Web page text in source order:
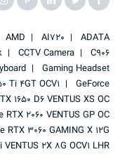
ADATA
AI720
AMD
C906
CCTV Camera
Gaming Headset
GeForce
Ti 4GT OCV1
1650 D6 VENTUS XS OC
RTX 2060 VENTUS GP OC
RTX 3060 GAMING X 12G
2X 8G OCV1 LHR